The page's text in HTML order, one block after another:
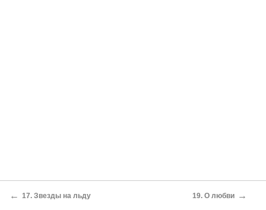
← 17. Звезды на льду 19. О любви →